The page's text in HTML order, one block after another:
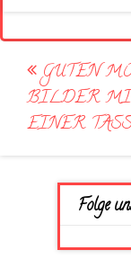
Post
navigation
GUTEN
BILDER
EINER
Folge